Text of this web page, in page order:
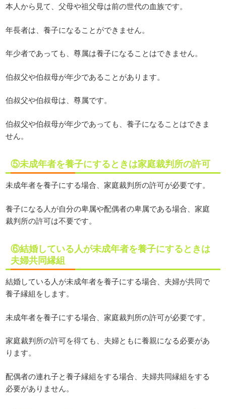
本人から見て、父母や祖父母は前の世代の血族です。
年長者は、養子になることができません。
年少者であっても、尊属は養子になることはできません。
伯叔父や伯叔母が年少であることがあります。
伯叔父や伯叔母は、尊属です。
伯叔父や伯叔母が年少であっても、養子になることはできま
せん。
⑤未成年者を養子にするときは家庭裁判所の許可
未成年者を養子にする場合、家庭裁判所の許可が必要です。
養子になる人が自分の卑属や配偶者の卑属である場合、家庭
裁判所の許可は不要です。
⑥結婚している人が未成年者を養子にするときは
夫婦共同縁組
結婚している人が未成年者を養子にする場合、夫婦が共同で
養子縁組をします。
未成年者を養子にする場合、家庭裁判所の許可が必要です。
家庭裁判所の許可を得ても、夫婦ともに養親になる必要があ
ります。
配偶者の連れ子と養子縁組をする場合、夫婦共同縁組をする
必要がありません。